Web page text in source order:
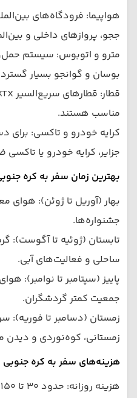
هواپیما: فرودگاه‌های
ججو، پروازهای داخلی و
مترو و اتوبوس: سیستم
بوسان و گوانجو بسیار
مناسب هستند.
کرایه خودرو و تاکسی: برای
جزایر، کرایه خودرو یا
بهترین زمان سفر به کره
بهار (آوریل تا ژوئن):
جشنواره‌ها.
تابستان (ژوئیه تا آگوست):
ساحلی و فعالیت‌های آبی.
پاییز (سپتامبر تا نوامبر):
جمعیت کمتر گردشگران.
زمستان (دسامبر تا
زمستانی، کوه‌نوردی و دیدن
هزینه‌های سفر به کره جنوبی